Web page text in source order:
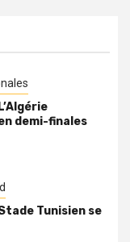
demi-finales
Tunisien se